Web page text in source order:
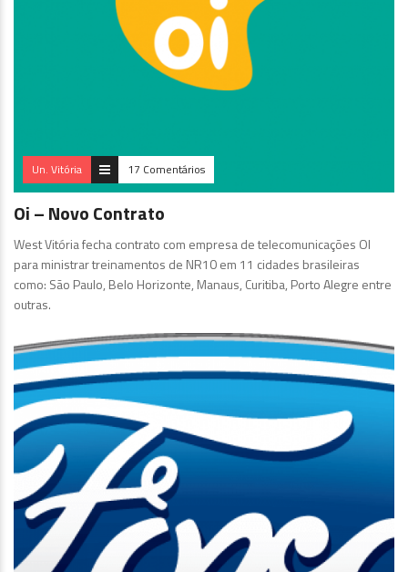
Un. Vitória 17 Comentários
Oi – Novo Contrato
West Vitória fecha contrato com empresa de telecomunicações OI
para ministrar treinamentos de NR10 em 11 cidades brasileiras
como: São Paulo, Belo Horizonte, Manaus, Curitiba, Porto Alegre entre
outras.